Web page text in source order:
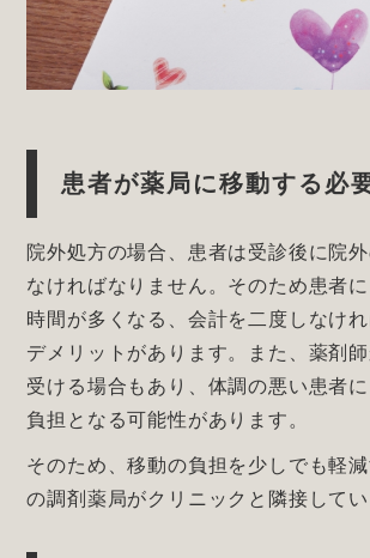
患者が薬局に移動する必
院外処方の場合、患者は受診後に院
なければなりません。そのため患者
時間が多くなる、会計を二度しなけ
デメリットがあります。また、薬剤
受ける場合もあり、体調の悪い患者
負担となる可能性があります。
そのため、移動の負担を少しでも軽減
の調剤薬局がクリニックと隣接してい